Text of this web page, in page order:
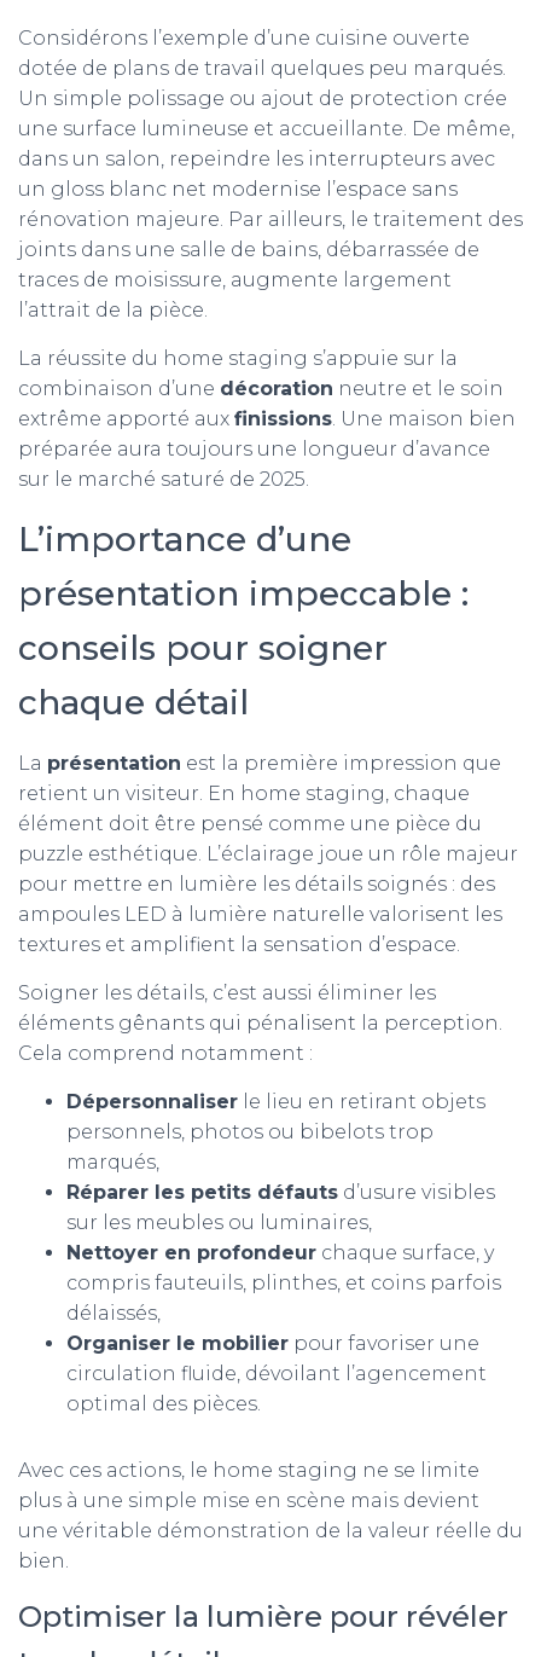
Considérons l’exemple d’une cuisine ouverte
dotée de plans de travail quelques peu marqués.
Un simple polissage ou ajout de protection crée
une surface lumineuse et accueillante. De même,
dans un salon, repeindre les interrupteurs avec
un gloss blanc net modernise l’espace sans
rénovation majeure. Par ailleurs, le traitement des
joints dans une salle de bains, débarrassée de
traces de moisissure, augmente largement
l’attrait de la pièce.
La réussite du home staging s’appuie sur la
combinaison d’une décoration neutre et le soin
extrême apporté aux finissions. Une maison bien
préparée aura toujours une longueur d’avance
sur le marché saturé de 2025.
L’importance d’une
présentation impeccable :
conseils pour soigner
chaque détail
La présentation est la première impression que
retient un visiteur. En home staging, chaque
élément doit être pensé comme une pièce du
puzzle esthétique. L’éclairage joue un rôle majeur
pour mettre en lumière les détails soignés : des
ampoules LED à lumière naturelle valorisent les
textures et amplifient la sensation d’espace.
Soigner les détails, c’est aussi éliminer les
éléments gênants qui pénalisent la perception.
Cela comprend notamment :
Dépersonnaliser le lieu en retirant objets
personnels, photos ou bibelots trop
marqués,
Réparer les petits défauts d’usure visibles
sur les meubles ou luminaires,
Nettoyer en profondeur chaque surface, y
compris fauteuils, plinthes, et coins parfois
délaissés,
Organiser le mobilier pour favoriser une
circulation fluide, dévoilant l’agencement
optimal des pièces.
Avec ces actions, le home staging ne se limite
plus à une simple mise en scène mais devient
une véritable démonstration de la valeur réelle du
bien.
Optimiser la lumière pour révéler